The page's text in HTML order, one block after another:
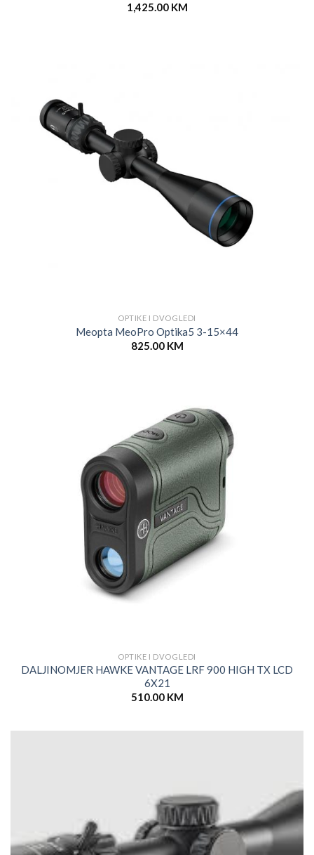
1,425.00 KM
OPTIKE I DVOGLEDI
Meopta MeoPro Optika5 3-15×44
825.00 KM
OPTIKE I DVOGLEDI
DALJINOMJER HAWKE VANTAGE LRF 900 HIGH TX LCD
6X21
510.00 KM